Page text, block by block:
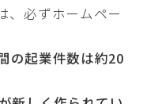
、必ずホームペー
の起業件数は約20